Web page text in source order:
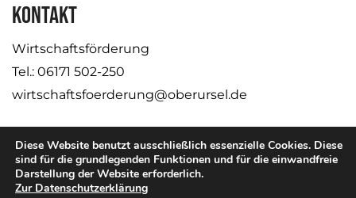
KONTAKT
Wirtschaftsförderung
Tel.: 06171 502-250
wirtschaftsfoerderung@oberursel.de
© Stadt Oberursel
Diese Website benutzt ausschließlich essenzielle Cookies. Diese
sind für die grundlegenden Funktionen und für die einwandfreie
Darstellung der Website erforderlich.
Zur Datenschutzerklärung